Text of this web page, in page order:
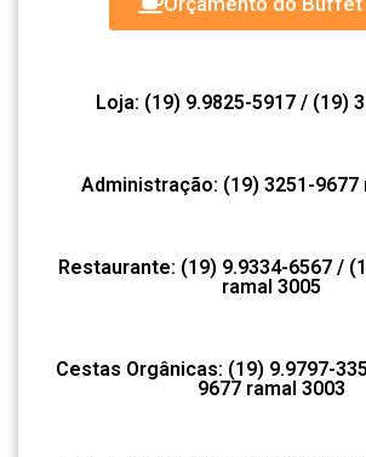
Loja: (19) 9.9825-5917 / (19)
Administração: (19) 3251-9677
Restaurante: (19) 9.9334-6567 /
ramal 3005
Cestas Orgânicas: (19) 9.9797-
9677 ramal 3003